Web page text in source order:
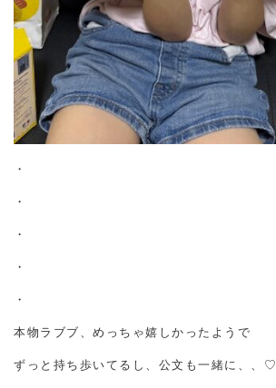
・
・
・
・
・
本物ラブブ、めっちゃ嬉しかったようで
ずっと持ち歩いてるし、公文も一緒に、、♡